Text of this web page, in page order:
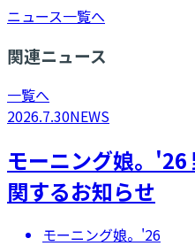
ニュース一覧へ
関連ニュース
一覧へ
2026.7.30NEWS
モーニング娘。'26
関するお知らせ
モーニング娘。'26